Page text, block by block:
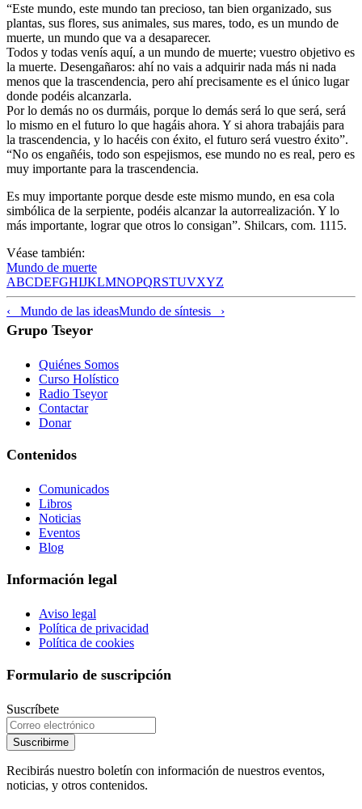
“Este mundo, este mundo tan precioso, tan bien organizado, sus
plantas, sus flores, sus animales, sus mares, todo, es un mundo de
muerte, un mundo que va a desaparecer.
Todos y todas venís aquí, a un mundo de muerte; vuestro objetivo es
la muerte. Desengañaros: ahí no vais a adquirir nada más ni nada
menos que la trascendencia, pero ahí precisamente es el único lugar
donde podéis alcanzarla.
Por lo demás no os durmáis, porque lo demás será lo que será, será
lo mismo en el futuro lo que hagáis ahora. Y si ahora trabajáis para
la trascendencia, y lo hacéis con éxito, el futuro será vuestro éxito”.
“No os engañéis, todo son espejismos, ese mundo no es real, pero es
muy importante para la trascendencia.
Es muy importante porque desde este mismo mundo, en esa cola
simbólica de la serpiente, podéis alcanzar la autorrealización. Y lo
más importante, lograr que otros lo consigan”. Shilcars, com. 1115.
Véase también:
Mundo de muerte
ABCDEFGHIJKLMNOPQRSTUVXYZ
‹ Mundo de las ideasMundo de síntesis ›
Grupo Tseyor
Quiénes Somos
Curso Holístico
Radio Tseyor
Contactar
Donar
Contenidos
Comunicados
Libros
Noticias
Eventos
Blog
Información legal
Aviso legal
Política de privacidad
Política de cookies
Formulario de suscripción
Suscríbete
Suscribirme
Recibirás nuestro boletín con información de nuestros eventos,
noticias, y otros contenidos.